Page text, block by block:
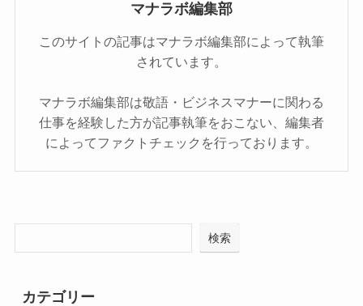
マナラボ編集部
このサイトの記事はマナラボ編集部によって執筆
されています。
マナラボ編集部は敬語・ビジネスマナーに関わる
仕事を経験した方が記事執筆をおこない、編集者
によってファクトチェックを行っております。
検索
カテゴリー